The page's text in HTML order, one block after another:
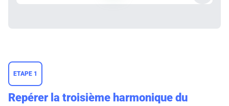
ETAPE 1
Repérer la troisième harmonique du